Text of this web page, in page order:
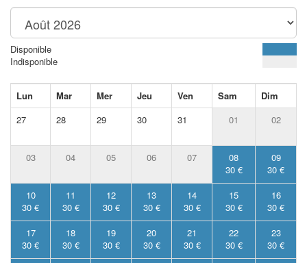
Disponible
Indisponible
Lun Mar Mer Jeu Ven Sam
Dim
27
28 29 30 31 01 02
03 04 05 06 07
08
30 €
09
30 €
10
30 €
11
30 €
12
30 €
13
30 €
14
30 €
15
30 €
16
30 €
17
30 €
18
30 €
19
30 €
20
30 €
21
30 €
22
30 €
23
30 €